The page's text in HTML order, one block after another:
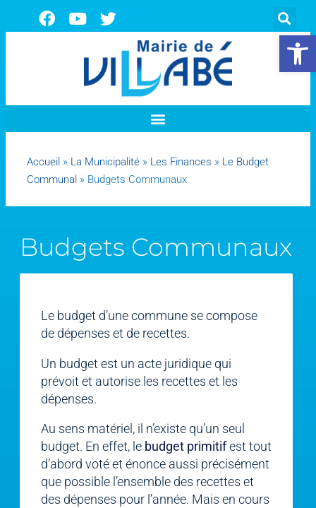
Ouvrir
Accueil » La Municipalité » Les Finances » Le Budget
Communal » Budgets Communaux
Budgets Communaux
Le budget d’une commune se compose
de dépenses et de recettes.
Un budget est un acte juridique qui
prévoit et autorise les recettes et les
dépenses.
Au sens matériel, il n’existe qu’un seul
budget. En effet, le budget primitifest tout
d’abord voté et énonce aussi précisément
que possible l’ensemble des recettes et
des dépenses pour l’année. Mais en cours